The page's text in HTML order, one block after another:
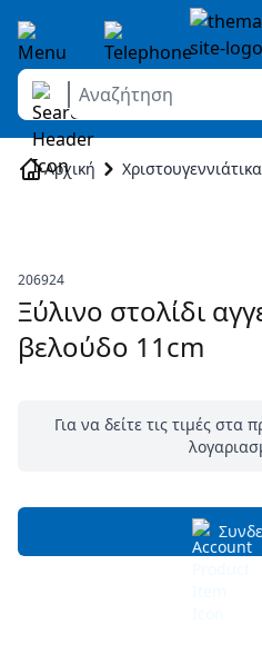
Skip to Content
Αναζήτηση
Αρχική Χριστουγεννιάτικα
206924
Ξύλινο στολίδι
βελούδο 11cm
Για να δείτε τις τιμές στα